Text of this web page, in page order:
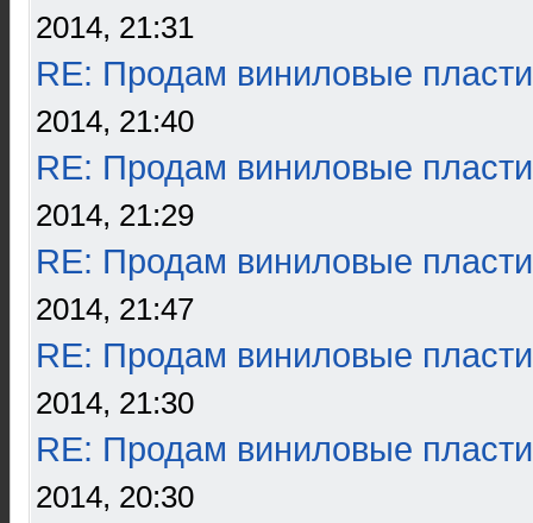
2014, 21:31
RE: Продам виниловые
2014, 21:40
RE: Продам виниловые
2014, 21:29
RE: Продам виниловые
2014, 21:47
RE: Продам виниловые
2014, 21:30
RE: Продам виниловые
2014, 20:30